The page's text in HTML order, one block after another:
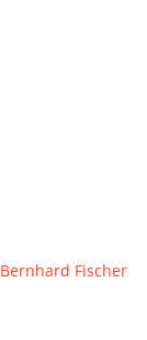
Fischer